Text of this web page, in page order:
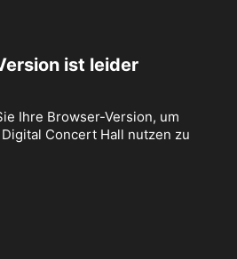
ist leider
Ihre Browser-Version, um
Concert Hall nutzen zu